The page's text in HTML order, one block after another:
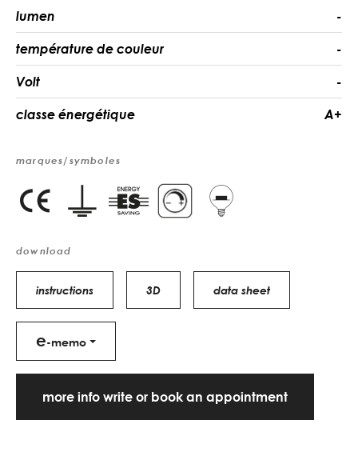
lumen -
température de couleur -
Volt -
classe énergétique A+
marques/symboles
download
instructions 3D data sheet
e-memo
more info write or book an appointment